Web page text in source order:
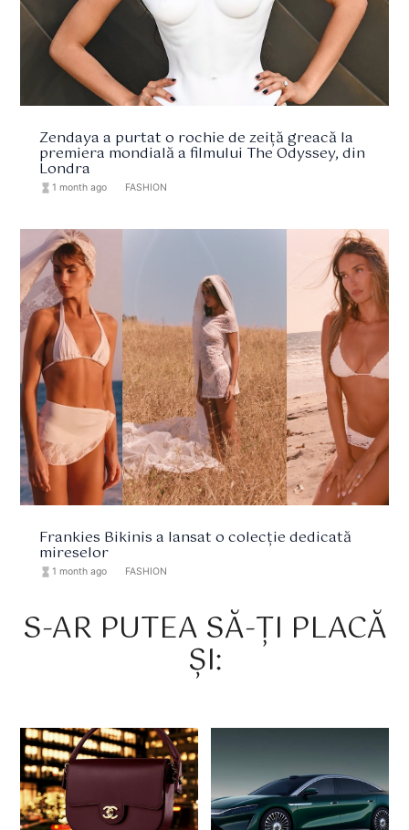
Zendaya a purtat o rochie de zeiță greacă la
premiera mondială a filmului The Odyssey, din
Londra
hourglass_full 1 month ago FASHION
Frankies Bikinis a lansat o colecție dedicată
mireselor
hourglass_full 1 month ago FASHION
S-AR PUTEA SĂ-ȚI PLACĂ
ȘI: